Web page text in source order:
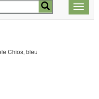
Toggle
Chios, bleu